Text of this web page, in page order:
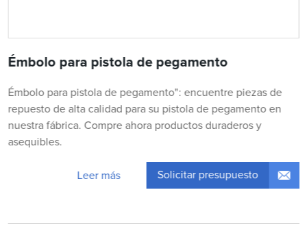
Émbolo para pistola de pegamento
Émbolo para pistola de pegamento": encuentre piezas de
repuesto de alta calidad para su pistola de pegamento en
nuestra fábrica. Compre ahora productos duraderos y
asequibles.
Leer más Solicitar presupuesto